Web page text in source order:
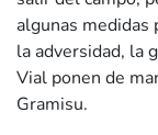
algunas medidas
la adversidad, la
Vial ponen de
Gramisu.